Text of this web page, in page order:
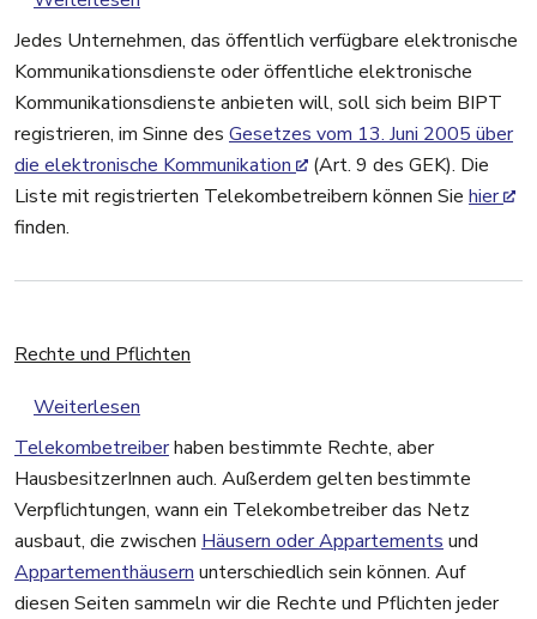
Jedes Unternehmen, das öffentlich verfügbare elektronische
Kommunikationsdienste oder öffentliche elektronische
Kommunikationsdienste anbieten will, soll sich beim BIPT
registrieren, im Sinne des Gesetzes vom 13. Juni 2005 über
die elektronische Kommunikation
(Art. 9 des GEK). Die
Liste mit registrierten Telekombetreibern können Sie hier
finden.
Rechte und Pflichten
Weiterlesen
Telekombetreiberhaben bestimmte Rechte, aber
HausbesitzerInnen auch. Außerdem gelten bestimmte
Verpflichtungen, wann ein Telekombetreiber das Netz
ausbaut, die zwischen Häusern oder Appartements und
Appartementhäusern unterschiedlich sein können. Auf
diesen Seiten sammeln wir die Rechte und Pflichten jeder